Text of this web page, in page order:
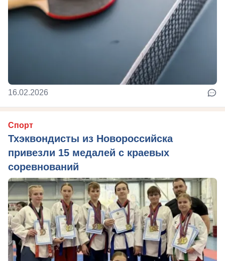
16.02.2026
Спорт
Тхэквондисты из Новороссийска
привезли 15 медалей с краевых
соревнований